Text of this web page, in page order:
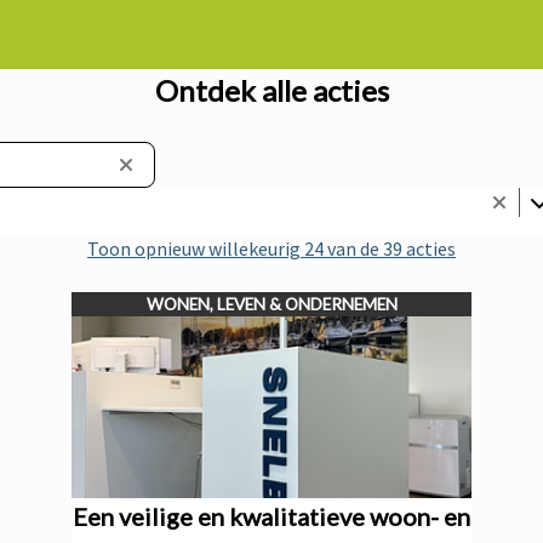
Ontdek alle acties
Toon opnieuw willekeurig 24 van de 39 acties
WONEN, LEVEN & ONDERNEMEN
Een veilige en kwalitatieve woon- en